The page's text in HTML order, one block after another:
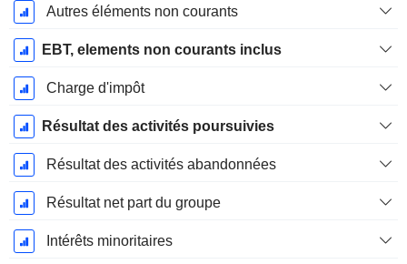
Autres éléments non courants
EBT, elements non courants inclus
Charge d'impôt
Résultat des activités poursuivies
Résultat des activités abandonnées
Résultat net part du groupe
Intérêts minoritaires